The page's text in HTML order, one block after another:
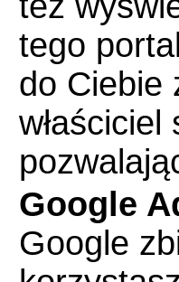
tego
do Ciebie
Google
Google